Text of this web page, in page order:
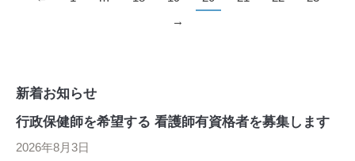
→
新着お知らせ
行政保健師を希望する 看護師有資格者を募集します
2026年8月3日